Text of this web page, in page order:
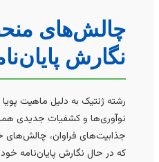
چالش‌های
نگارش
رشته ژنتیک به دلیل ماهیت پویا و
نوآوری‌ها و کشفیات جدیدی همراه
جذابیت‌های فراوان، چالش‌های خاصی
که در حال نگارش پایان‌نامه خود